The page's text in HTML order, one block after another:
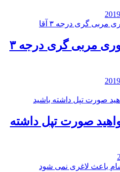
کلاس تئوری مربی گری درجه ۳
صورت تپل داشته